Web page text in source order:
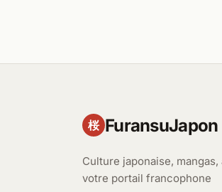
桜 FuransuJapon
Culture japonaise, mangas,
votre portail francophone